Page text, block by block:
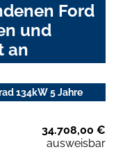
Ford
und
an
134kW 5 Jahre
34.708,00 €
ausweisbar